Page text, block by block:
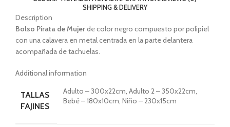
SHIPPING & DELIVERY
Description
Bolso Pirata de Mujerde color negro compuesto por polipiel
con una calavera en metal centrada en la parte delantera
acompañada de tachuelas.
Additional information
TALLAS
FAJINES
Adulto – 300x22cm, Adulto 2 – 350x22cm,
Bebé – 180x10cm, Niño – 230x15cm